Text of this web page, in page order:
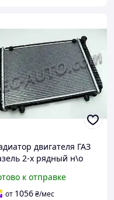
двигателя ГАЗ
2-х рядный н\о
к отправке
от 1056₴/мес